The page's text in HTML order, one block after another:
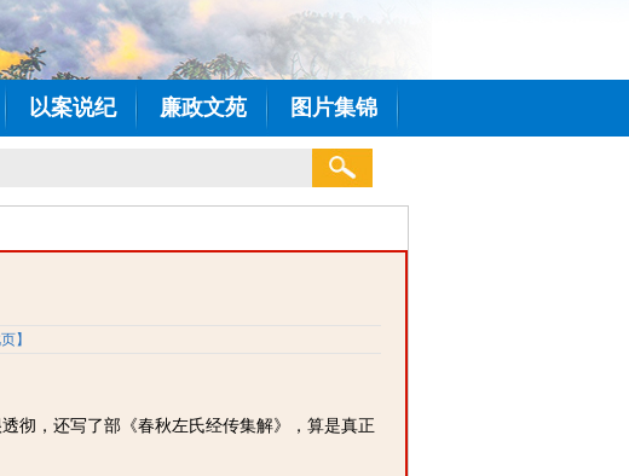
以案说纪 廉政文苑 图片集锦
】
彻，还写了部《春秋左氏经传集解》，算是真正